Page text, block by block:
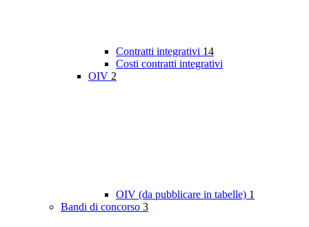
Contratti integrativi 14
Costi contratti integrativi
OIV 2
OIV (da pubblicare in tabelle) 1
Bandi di concorso 3